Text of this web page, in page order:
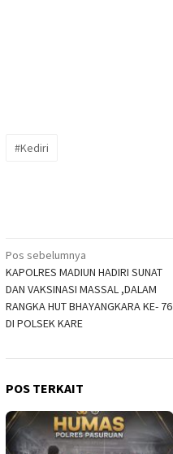
#Kediri
Navigasi
pos
Pos sebelumnya
KAPOLRES MADIUN HADIRI SUNAT
DAN VAKSINASI MASSAL ,DALAM
RANGKA HUT BHAYANGKARA KE- 76
DI POLSEK KARE
POS TERKAIT